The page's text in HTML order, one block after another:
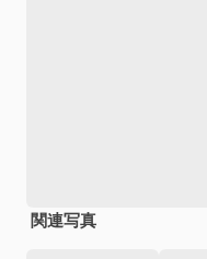
関連写真